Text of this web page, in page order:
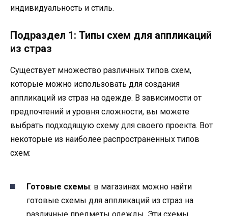
индивидуальность и стиль.
Подраздел 1: Типы схем для аппликаций
из страз
Существует множество различных типов схем,
которые можно использовать для создания
аппликаций из страз на одежде. В зависимости от
предпочтений и уровня сложности, вы можете
выбрать подходящую схему для своего проекта. Вот
некоторые из наиболее распространенных типов
схем:
Готовые схемы: в магазинах можно найти
готовые схемы для аппликаций из страз на
различные предметы одежды. Эти схемы